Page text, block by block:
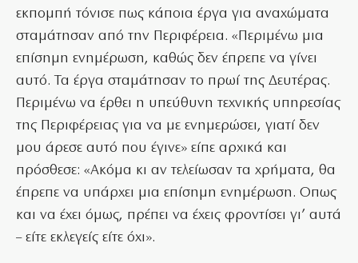
εκπομπή τόνισε πως κάποια έργα για αναχώματα
σταμάτησαν από την Περιφέρεια. «Περιμένω μια
επίσημη ενημέρωση, καθώς δεν έπρεπε να γίνει
αυτό. Τα έργα σταμάτησαν το πρωί της Δευτέρας.
Περιμένω να έρθει η υπεύθυνη τεχνικής υπηρεσίας
της Περιφέρειας για να με ενημερώσει, γιατί δεν
μου άρεσε αυτό που έγινε» είπε αρχικά και
πρόσθεσε: «Ακόμα κι αν τελείωσαν τα χρήματα, θα
έπρεπε να υπάρχει μια επίσημη ενημέρωση. Οπως
και να έχει όμως, πρέπει να έχεις φροντίσει γι’ αυτά
– είτε εκλεγείς είτε όχι».